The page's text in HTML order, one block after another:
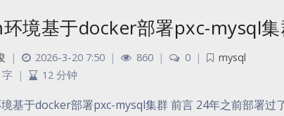
境基于docker部署pxc-mysql集
| 2026-3-20 7:50 | 860 | 0 |
mysql
字 | 12 分钟
基于docker部署pxc-mysql集群 前言 24年之前部署过